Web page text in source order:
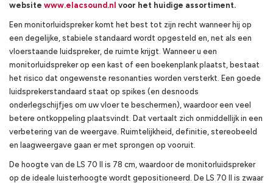
website www.elacsound.nl voor het huidige assortiment.
Een monitorluidspreker komt het best tot zijn recht wanneer hij op
een degelijke, stabiele standaard wordt opgesteld en, net als een
vloerstaande luidspreker, de ruimte krijgt. Wanneer u een
monitorluidspreker op een kast of een boekenplank plaatst, bestaat
het risico dat ongewenste resonanties worden versterkt. Een goede
luidsprekerstandaard staat op spikes (en desnoods
onderlegschijfjes om uw vloer te beschermen), waardoor een veel
betere ontkoppeling plaatsvindt. Dat vertaalt zich onmiddellijk in een
verbetering van de weergave. Ruimtelijkheid, definitie, stereobeeld
en laagweergave gaan er met sprongen op vooruit.
De hoogte van de LS 70 II is 78 cm, waardoor de monitorluidspreker
op de ideale luisterhoogte wordt gepositioneerd. De LS 70 II is zwaar